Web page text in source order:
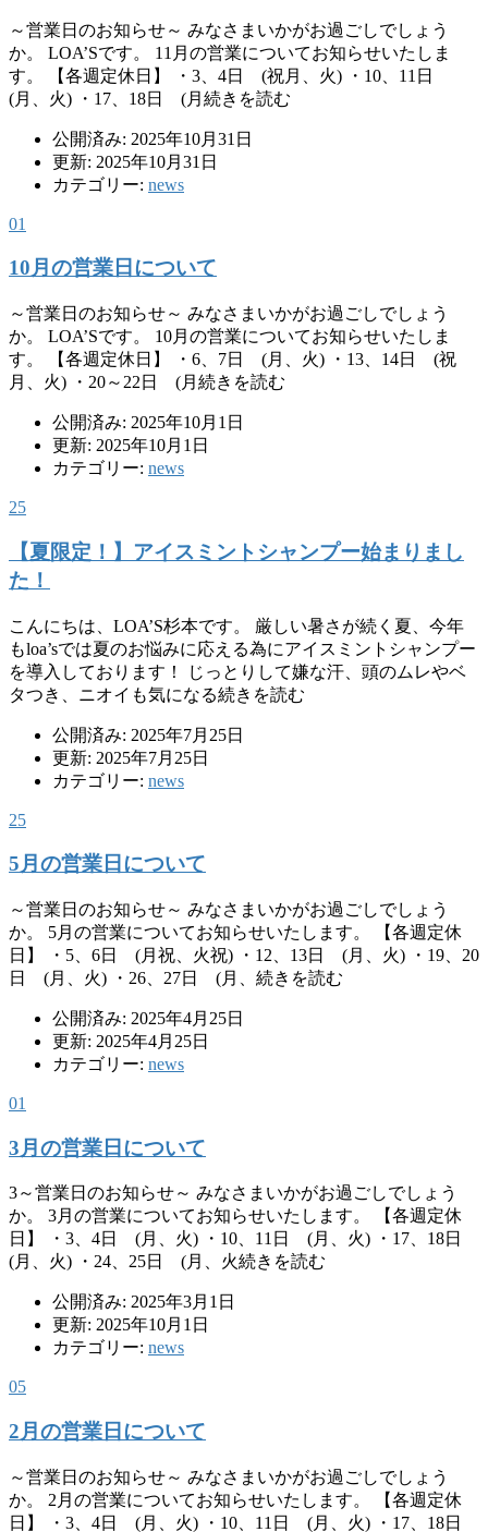
～営業日のお知らせ～ みなさまいかがお過ごしでしょう
か。 LOA’Sです。 11月の営業についてお知らせいたしま
す。 【各週定休日】 ・3、4日 (祝月、火) ・10、11日
(月、火) ・17、18日 (月続きを読む
公開済み: 2025年10月31日
更新: 2025年10月31日
カテゴリー: news
01
10月の営業日について
～営業日のお知らせ～ みなさまいかがお過ごしでしょう
か。 LOA’Sです。 10月の営業についてお知らせいたしま
す。 【各週定休日】 ・6、7日 (月、火) ・13、14日 (祝
月、火) ・20～22日 (月続きを読む
公開済み: 2025年10月1日
更新: 2025年10月1日
カテゴリー: news
25
【夏限定！】アイスミントシャンプー始まりまし
た！
こんにちは、LOA’S杉本です。 厳しい暑さが続く夏、今年
もloa’sでは夏のお悩みに応える為にアイスミントシャンプー
を導入しております！ じっとりして嫌な汗、頭のムレやベ
タつき、ニオイも気になる続きを読む
公開済み: 2025年7月25日
更新: 2025年7月25日
カテゴリー: news
25
5月の営業日について
～営業日のお知らせ～ みなさまいかがお過ごしでしょう
か。 5月の営業についてお知らせいたします。 【各週定休
日】 ・5、6日 (月祝、火祝) ・12、13日 (月、火) ・19、20
日 (月、火) ・26、27日 (月、続きを読む
公開済み: 2025年4月25日
更新: 2025年4月25日
カテゴリー: news
01
3月の営業日について
3～営業日のお知らせ～ みなさまいかがお過ごしでしょう
か。 3月の営業についてお知らせいたします。 【各週定休
日】 ・3、4日 (月、火) ・10、11日 (月、火) ・17、18日
(月、火) ・24、25日 (月、火続きを読む
公開済み: 2025年3月1日
更新: 2025年10月1日
カテゴリー: news
05
2月の営業日について
～営業日のお知らせ～ みなさまいかがお過ごしでしょう
か。 2月の営業についてお知らせいたします。 【各週定休
日】 ・3、4日 (月、火) ・10、11日 (月、火) ・17、18日